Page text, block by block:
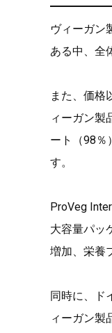
ヴィーガン
ある中、全
また、価格
ィーガン製
ート（98％
す。
ProVeg
大容量パッ
増加、栄養
同時に、ド
ィーガン製